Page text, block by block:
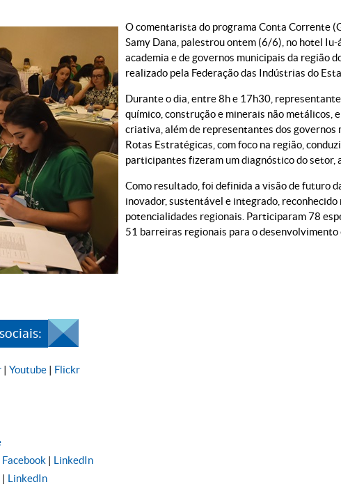
O comentarista do programa Conta Corrente
Samy Dana, palestrou ontem (6/6), no hotel
academia e de governos municipais da região
realizado pela Federação das Indústrias do
Durante o dia, entre 8h e 17h30,
químico, construção e minerais não metálicos,
criativa, além de representantes dos governos
Rotas Estratégicas, com foco na região,
participantes fizeram um diagnóstico do setor,
Como resultado, foi definida a visão de futuro
inovador, sustentável e integrado,
potencialidades regionais. Participaram 78
51 barreiras regionais para o desenvolvimento
| Youtube | Flickr
Facebook | LinkedIn
| LinkedIn